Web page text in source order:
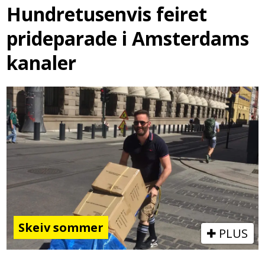
Hundretusenvis feiret
prideparade i Amsterdams
kanaler
Skeiv sommer PLUS